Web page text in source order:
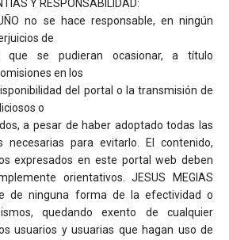
Y RESPONSABILIDAD:
no se hace responsable, en ningún
de
que se pudieran ocasionar, a título
en los
del portal o la transmisión de
o
a pesar de haber adoptado todas las
necesarias para evitarlo. El contenido,
expresados en este portal web deben
orientativos. JESUS MEGIAS
de ninguna forma de la efectividad o
quedando exento de cualquier
usuarios y usuarias que hagan uso de